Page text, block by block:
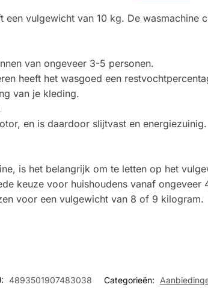
een vulgewicht van 10 kg. De
van ongeveer 3-5 personen.
heeft het wasgoed een
van je kleding.
en is daardoor slijtvast en energiezuinig.
is het belangrijk om te letten op het
keuze voor huishoudens vanaf
voor een vulgewicht van 8 of 9 kilogram.
4893501907483038 Categorieën: